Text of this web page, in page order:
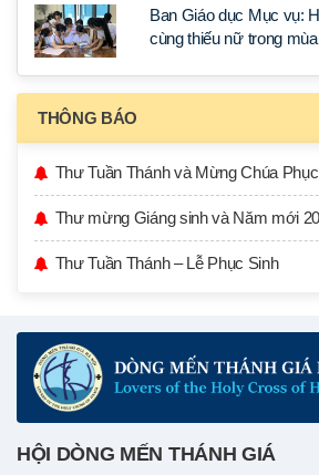
Ban Giáo dục Mục vụ:
cùng thiếu nữ trong
THÔNG BÁO
Thư Tuần Thánh và Mừng Chúa
Thư mừng Giáng sinh và Năm mới
Thư Tuần Thánh – Lễ Phục Sinh
HỘI DÒNG MẾN THÁNH GIÁ